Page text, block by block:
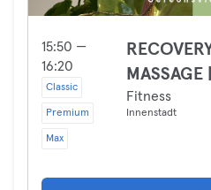
15:50 —
16:20
Classic
Premium
Max
Fitness
Innenstadt